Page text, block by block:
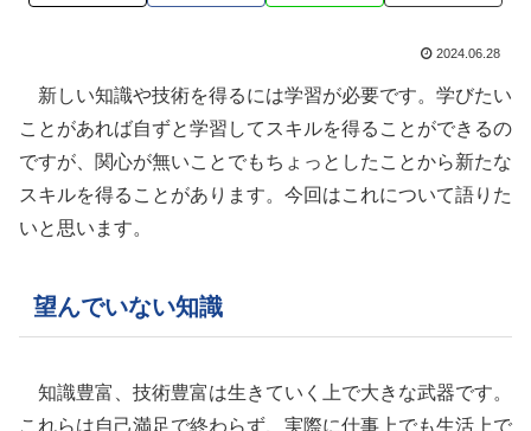
2024.06.28
新しい知識や技術を得るには学習が必要です。学びたい
ことがあれば自ずと学習してスキルを得ることができるの
ですが、関心が無いことでもちょっとしたことから新たな
スキルを得ることがあります。今回はこれについて語りた
いと思います。
望んでいない知識
知識豊富、技術豊富は生きていく上で大きな武器です。
これらは自己満足で終わらず、実際に仕事上でも生活上で